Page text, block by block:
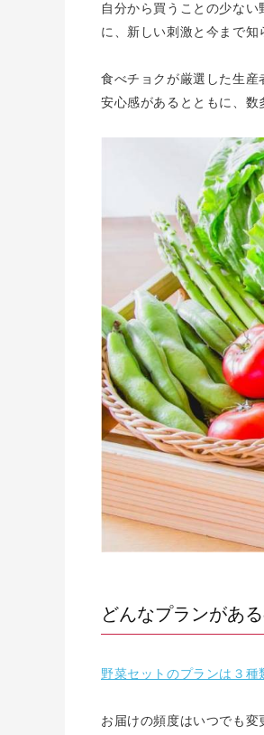
自分から買うことの少ない
に、新しい刺激と今まで知
食べチョクが厳選した生産
安心感があるとともに、数
どんなプランがある
野菜セットのプランは３種
お届けの頻度はいつでも変